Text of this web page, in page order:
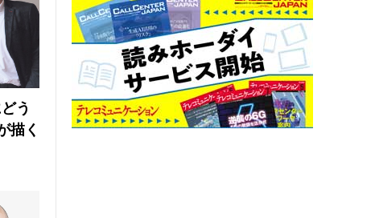
う
描く